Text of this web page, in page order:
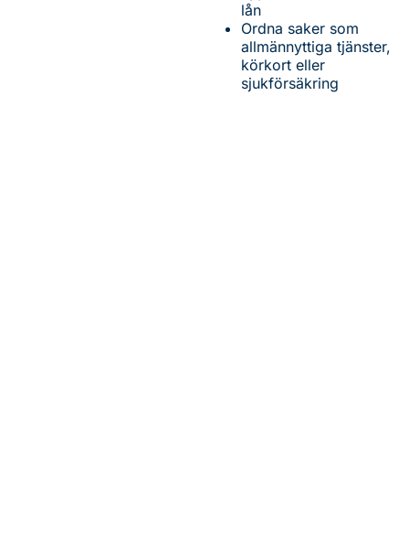
lån
Ordna saker som
allmännyttiga tjänster,
körkort eller
sjukförsäkring